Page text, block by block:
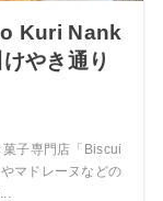
Kuri Nank
やき通り
子専門店「Biscui
マドレーヌなどの